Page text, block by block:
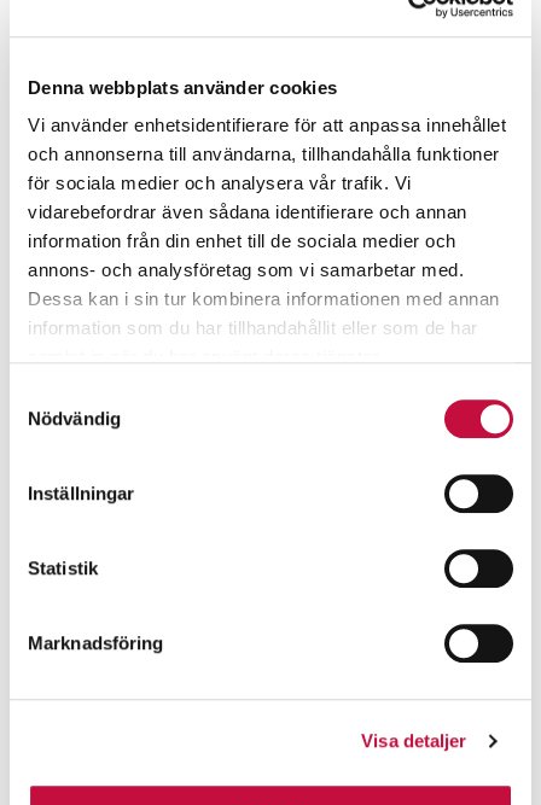
Denna webbplats använder cookies
Vi använder enhetsidentifierare för att anpassa innehållet
och annonserna till användarna, tillhandahålla funktioner
för sociala medier och analysera vår trafik. Vi
vidarebefordrar även sådana identifierare och annan
information från din enhet till de sociala medier och
annons- och analysföretag som vi samarbetar med.
Dessa kan i sin tur kombinera informationen med annan
information som du har tillhandahållit eller som de har
Nödvändig
Inställningar
Statistik
Marknadsföring
Visa detaljer